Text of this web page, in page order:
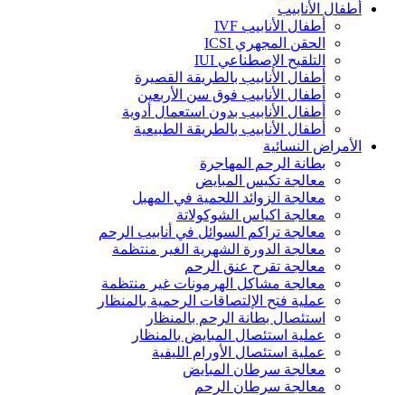
أطفال الأنابيب
أطفال الأنابيب IVF
الحقن المجهري ICSI
التلقيح الإصطناعي IUI
أطفال الأنابيب بالطريقة القصيرة
أطفال الأنابيب فوق سن الأربعين
أطفال الأنابيب بدون استعمال أدوية
أطفال الأنابيب بالطريقة الطبيعية
الأمراض النسائية
بطانة الرحم المهاجرة
معالجة تكيس المبايض
معالجة الزوائد اللحمية في المهبل
معالجة اكياس الشوكولاتة
معالجة تراكم السوائل في أنابيب الرحم
معالجة الدورة الشهرية الغير منتظمة
معالجة تقرح عنق الرحم
معالجة مشاكل الهرمونات غير منتظمة
عملية فتح الإلتصاقات الرحمية بالمنظار
استئصال بطانة الرحم بالمنظار
عملية استئصال المبايض بالمنظار
عملية استئصال الأورام الليفية
معالجة سرطان المبايض
معالجة سرطان الرحم